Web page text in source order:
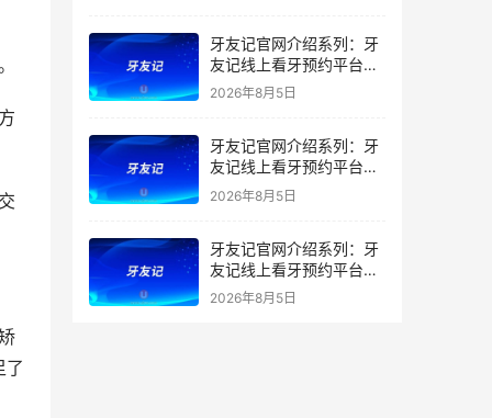
了
牙友记官网介绍系列：牙
友记线上看牙预约平台让
看牙不再靠运气
2026年8月5日
牙友记官网介绍系列：牙
友记线上看牙预约平台打
破口腔行业专业壁垒新手
友好零门槛
2026年8月5日
牙友记官网介绍系列：牙
友记线上看牙预约平台落
地同城就诊经验打破未知
2026年8月5日